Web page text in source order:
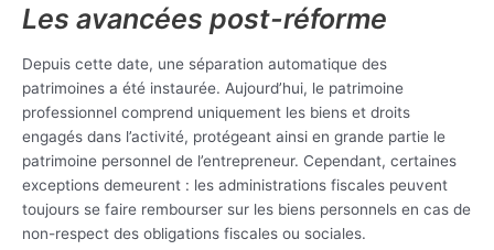
Les avancées post-réforme
Depuis cette date, une séparation automatique des
patrimoines a été instaurée. Aujourd’hui, le patrimoine
professionnel comprend uniquement les biens et droits
engagés dans l’activité, protégeant ainsi en grande partie le
patrimoine personnel de l’entrepreneur. Cependant, certaines
exceptions demeurent : les administrations fiscales peuvent
toujours se faire rembourser sur les biens personnels en cas de
non-respect des obligations fiscales ou sociales.